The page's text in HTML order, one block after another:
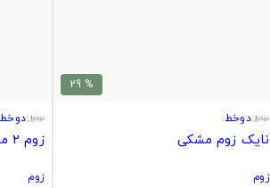
% 29
دوخط
نایک زوم مشکی
زوم
دوخط
زوم 2 مشکی
زوم